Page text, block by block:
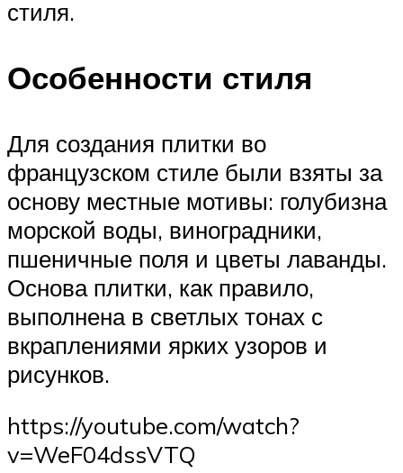
стиля.
Особенности стиля
Для создания плитки во
французском стиле были взяты за
основу местные мотивы: голубизна
морской воды, виноградники,
пшеничные поля и цветы лаванды.
Основа плитки, как правило,
выполнена в светлых тонах с
вкраплениями ярких узоров и
рисунков.
https://youtube.com/watch?
v=WeF04dssVTQ